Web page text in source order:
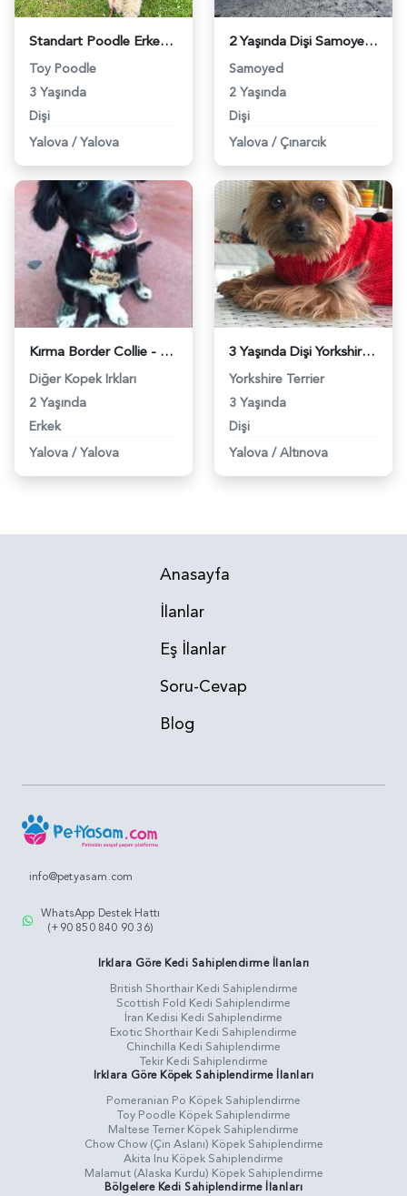
Standart Poodle Erkek Eş Arıyoruz - 10084
Toy Poodle
3 Yaşında
Dişi
Yalova / Yalova
2 Yaşında Dişi Samoyed Safkan Köpeğimize Eş Arıyoruz - 10741
Samoyed
2 Yaşında
Dişi
Yalova / Çınarcık
Kırma Border Collie - 10916
Diğer Kopek Irkları
2 Yaşında
Erkek
Yalova / Yalova
3 Yaşında Dişi Yorkshire Terrier’ime Eş Arıyorum - 11115
Yorkshire Terrier
3 Yaşında
Dişi
Yalova / Altınova
Anasayfa
İlanlar
Eş İlanlar
Soru-Cevap
Blog
info@petyasam.com
WhatsApp Destek Hattı
(+90 850 840 90 36)
Irklara Göre Kedi Sahiplendirme İlanları
British Shorthair Kedi Sahiplendirme
Scottish Fold Kedi Sahiplendirme
İran Kedisi Kedi Sahiplendirme
Exotic Shorthair Kedi Sahiplendirme
Chinchilla Kedi Sahiplendirme
Tekir Kedi Sahiplendirme
Irklara Göre Köpek Sahiplendirme İlanları
Pomeranian Po Köpek Sahiplendirme
Toy Poodle Köpek Sahiplendirme
Maltese Terrier Köpek Sahiplendirme
Chow Chow (Çin Aslanı) Köpek Sahiplendirme
Akita Inu Köpek Sahiplendirme
Malamut (Alaska Kurdu) Köpek Sahiplendirme
Bölgelere Kedi Sahiplendirme İlanları